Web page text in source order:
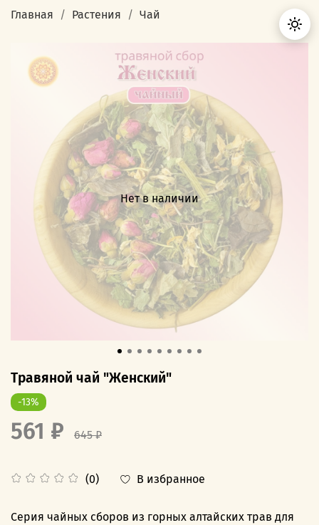
Главная Растения Чай
Нет в наличии
Травяной чай "Женский"
(0) В избранное
-13%
561 ₽ 645 ₽
Серия чайных сборов из горных алтайских трав для